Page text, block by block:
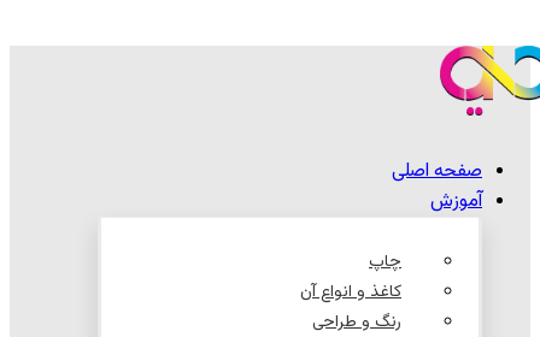
صفحه اصلی
آموزش
چاپ
کاغذ و انواع آن
رنگ و طراحی